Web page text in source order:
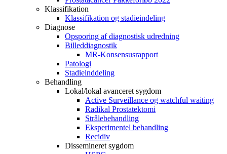
Klassifikation
Klassifikation og stadieindeling
Diagnose
Opsporing af diagnostisk udredning
Billeddiagnostik
MR-Konsensusrapport
Patologi
Stadieinddeling
Behandling
Lokal/lokal avanceret sygdom
Active Surveillance og watchful waiting
Radikal Prostatektomi
Strålebehandling
Eksperimentel behandling
Recidiv
Dissemineret sygdom